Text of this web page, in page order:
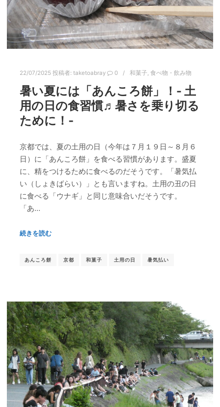
22/07/2025 投稿者: taketoabray 0 和菓子, 食べ物・飲み物
暑い夏には「あんころ餅」！- 土
用の日の食習慣♬暑さを乗り切る
ために！‐
京都では、夏の土用の日（今年は７月１９日～８月６
日）に「あんころ餅」を食べる習慣があります。盛夏
に、精をつけるために食べるのだそうです。「暑気払
い（しょきばらい）」とも言いますね。土用の丑の日
に食べる「ウナギ」と同じ意味合いだそうです。
「あ…
続きを読む
あんころ餅 京都 和菓子 土用の日 暑気払い